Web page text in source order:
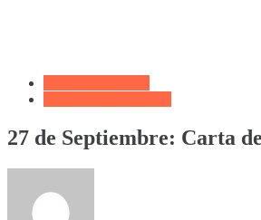
27 de Septiembre: Carta